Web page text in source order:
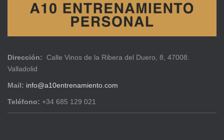
Dirección: Calle Vinos de la Ribera del Duero, 8, 47008.
Valladolid
Mail: info@a10entrenamiento.com
Teléfono: +34 685 129 021